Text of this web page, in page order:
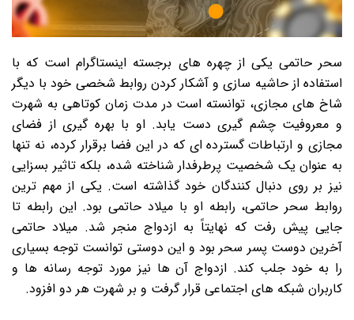
سحر حاتمی یکی از چهره های برجسته اینستاگرام است که با
استفاده از حاشیه سازی و آشکار کردن روابط شخصی خود با دیگر
شاخ های مجازی، توانسته است در مدت زمان کوتاهی به شهرت
و معروفیت چشم گیری دست یابد. او با بهره گیری از فضای
مجازی و ارتباطات گسترده ای که در این فضا برقرار کرده، نه تنها
به عنوان یک شخصیت پرطرفدار شناخته شده، بلکه تاثیر بسزایی
نیز بر روی دنبال کنندگان خود گذاشته است. یکی از مهم ترین
روابط سحر حاتمی، رابطه او با میلاد حاتمی بود. این رابطه تا
جایی پیش رفت که نهایتاً به ازدواج منجر شد. میلاد حاتمی
آخرین دوست پسر سحر بود و این دوستی توانست توجه بسیاری
را به خود جلب کند. ازدواج آن ها نیز مورد توجه رسانه ها و
کاربران شبکه های اجتماعی قرار گرفت و بر شهرت هر دو افزود.